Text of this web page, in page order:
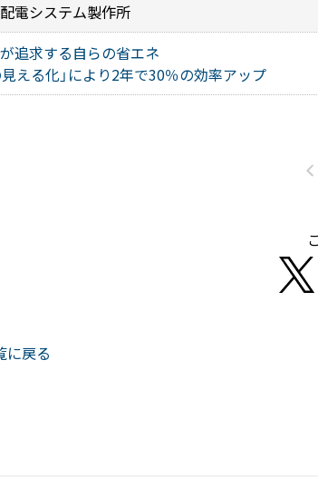
電システム製作所
追求する自らの省エネ
見える化」により2年で30％の効率アップ
に戻る